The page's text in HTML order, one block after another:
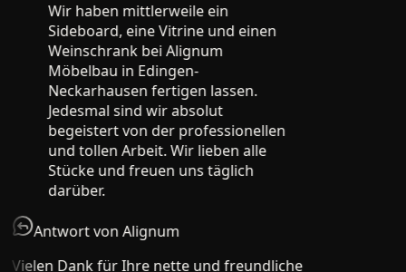
Wir haben mittlerweile ein
Sideboard, eine Vitrine und einen
Weinschrank bei Alignum
Möbelbau in Edingen-
Neckarhausen fertigen lassen.
Jedesmal sind wir absolut
begeistert von der professionellen
und tollen Arbeit. Wir lieben alle
Stücke und freuen uns täglich
darüber.
Antwort von Alignum
Vielen Dank für Ihre nette und freundliche